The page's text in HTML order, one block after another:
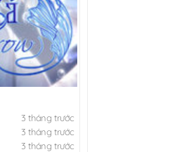
3 tháng trước
3 tháng trước
3 tháng trước